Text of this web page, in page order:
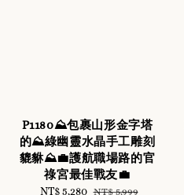
P1180⛰️包裹山形金字塔
的⛰️綠幽靈水晶手工雕刻
貔貅⛰️💼護航職場路的官
祿宮最佳戰友💼
Sale
NT$ 5,280 Regular
NT$ 5,999